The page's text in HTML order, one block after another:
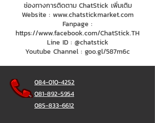
ช่องทางการติดตาม ChatStick เพิ่มเติม
Website : www.chatstickmarket.com
Fanpage :
https://www.facebook.com/ChatStick.TH
Line ID : @chatstick
Youtube Channel : goo.gl/587m6c
084-010-4252
081-892-5954
085-833-6612